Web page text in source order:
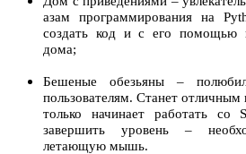
азам программирования на
создать код и с его помощью
дома;
Бешеные обезьяны –
пользователям. Станет
только начинает работать со
завершить уровень –
летающую мышь.